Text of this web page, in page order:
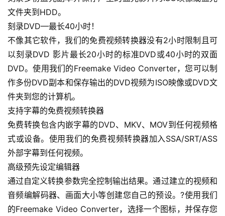
行
业
快
讯
开
眼
案
例
避
坑
指
南
运
登录 注册
文件夹到HDD。
刻录DVD—最长40小时！
不像其它软件，我们的免费视频转换器没有2小时限制且可
以刻录DVD 影片最长20小时的标准DVD或40小时的双面
DVD。使用我们的Freemake Video Converter，您可以制
作多份DVD副本和保存输出的DVD视频为ISO映像或DVD文
件夹到您的计算机。
支持字幕的免费视频转换器
免费转换包含内嵌字幕的DVD、MKV、MOV到任何视频格
式或设备。使用我们的免费视频转换器加入SSA/SRT/ASS
外部字幕到任何视频。
高级预先设定编辑器
通过自定义转换参数完全控制输出结果。通过建立的视频和
音频编解码器、画面大小等创建您自己的预设。?使用我们
的Freemake Video Converter，选择一个图标，并保存您